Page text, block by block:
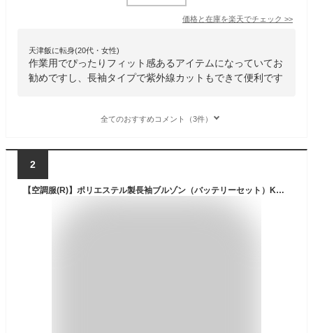
価格と在庫を楽天でチェック >>
天津飯に転身(20代・女性)
作業用でぴったりフィット感あるアイテムになっていてお
勧めですし、長袖タイプで紫外線カットもできて便利です
全てのおすすめコメント（3件）
2
【空調服(R)】ポリエステル製長袖ブルゾン（バッテリーセット）KU90510 | ファン 涼しい パーツ ベスト バッテリー ハーネス 綿 袖 夏 涼しい クール 空調 ウェア 服 作業着 夏場 熱中症 対策 おしゃれ かっこいい カジュアル メンズ レディース 服だけ 服のみ 服単体